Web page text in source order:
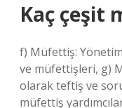
Kaç çeşit
f) Müfettiş:
ve müfettişleri, g)
olarak teftiş ve
müfettiş